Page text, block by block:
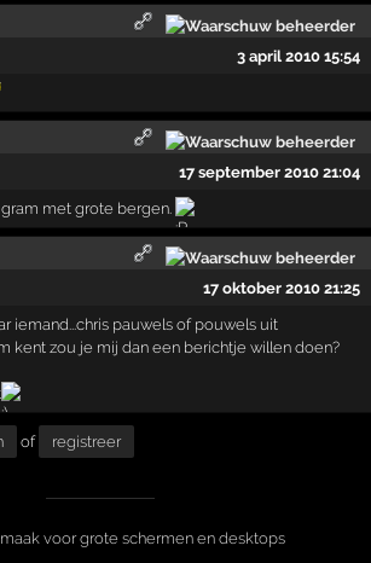
3 april 2010 15:54
17 september 2010 21:04
met grote bergen.
17 oktober 2010 21:25
iemand...chris pauwels of pouwels uit
kent zou je mij dan een berichtje willen doen?
of registreer
voor grote schermen en desktops